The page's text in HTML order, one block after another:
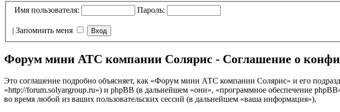
Имя пользователя: Пароль:
| Запомнить меня
Форум мини АТС компании Солярис - Соглашение о
Это соглашение подробно объясняет, как «Форум мини АТС компании Солярис» и его
«http://forum.solyargroup.ru») и phpBB (в дальнейшем «они», «программное обеспечение
во время любой из ваших пользовательских сессий (в дальнейшем «ваша информация»).